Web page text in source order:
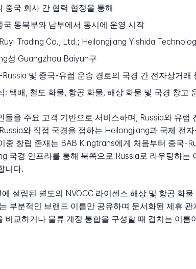
중국 회사 간 협력 협정을 통해
국 동북부와 남부에서 동시에 운영 시작
Trading Co., Ltd.; Heilongjiang Yishida
성 Guangzhou Baiyun구
Russia 및 중국-유럽 운송 경로의 국경 간 전자상거래
: 택배, 철도 화물, 항공 화물, 해상 화물 및 국경 창고
들을 주요 고객 기반으로 서비스하며, Russia와 유
와 직접 국경을 접하는 Heilongjiang과 국제 전
중 창립 존재는 BAB Kingtrans에게 처음부터 중국-
국경 인프라를 통해 북쪽으로 Russia로 라우팅하
니다.
설립된 별도의 NVOCC 라이센스 해상 및 항공 화
부분적인 브랜드 이름만 공유하며 문서화된 제휴
비교하거나 물류 계정 통합을 구성할 때 겹치는 이